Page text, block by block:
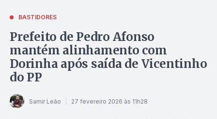
BASTIDORES
Prefeito de Pedro Afonso
mantém alinhamento com
Dorinha após saída de Vicentinho
do PP
Samir Leão 27 fevereiro 2026 às 11h28